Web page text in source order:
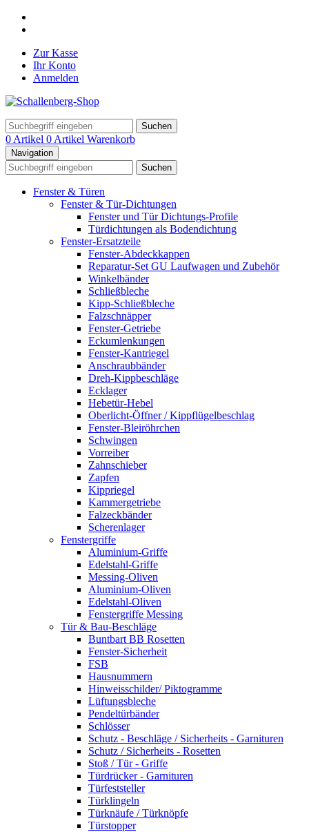
Zur Kasse
Ihr Konto
Anmelden
Suchen
0 Artikel 0 Artikel Warenkorb
Navigation
Suchen
Fenster & Türen
Fenster & Tür-Dichtungen
Fenster und Tür Dichtungs-Profile
Türdichtungen als Bodendichtung
Fenster-Ersatzteile
Fenster-Abdeckkappen
Reparatur-Set GU Laufwagen und Zubehör
Winkelbänder
Schließbleche
Kipp-Schließbleche
Falzschnäpper
Fenster-Getriebe
Eckumlenkungen
Fenster-Kantriegel
Anschraubbänder
Dreh-Kippbeschläge
Ecklager
Hebetür-Hebel
Oberlicht-Öffner / Kippflügelbeschlag
Fenster-Bleiröhrchen
Schwingen
Vorreiber
Zahnschieber
Zapfen
Kippriegel
Kammergetriebe
Falzeckbänder
Scherenlager
Fenstergriffe
Aluminium-Griffe
Edelstahl-Griffe
Messing-Oliven
Aluminium-Oliven
Edelstahl-Oliven
Fenstergriffe Messing
Tür & Bau-Beschläge
Buntbart BB Rosetten
Fenster-Sicherheit
FSB
Hausnummern
Hinweisschilder/ Piktogramme
Lüftungsbleche
Pendeltürbänder
Schlösser
Schutz - Beschläge / Sicherheits - Garnituren
Schutz / Sicherheits - Rosetten
Stoß / Tür - Griffe
Türdrücker - Garnituren
Türfeststeller
Türklingeln
Türknäufe / Türknöpfe
Türstopper